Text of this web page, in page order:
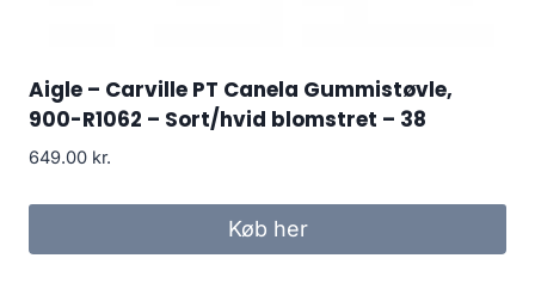
Aigle – Carville PT Canela Gummistøvle,
900-R1062 – Sort/hvid blomstret – 38
649.00 kr.
Køb her